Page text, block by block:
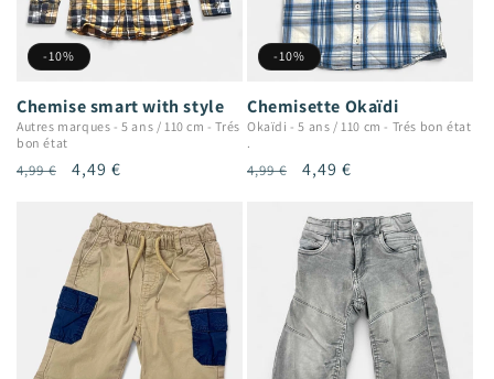
-10%
Chemise smart with style
Autres marques - 5 ans / 110 cm -Trés
bon état
Prix
4,99 €
Prix
4,49 €
-10%
Chemisette Okaïdi
Okaïdi - 5 ans / 110 cm - Trés bon état
Prix
4,99 €
Prix
4,49 €